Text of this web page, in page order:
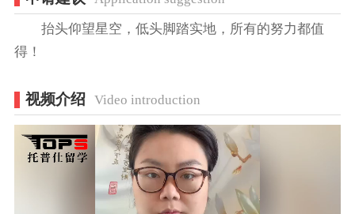
抬头仰望星空，低头脚踏实地，所有的努力都值
得！
视频介绍 Video introduction